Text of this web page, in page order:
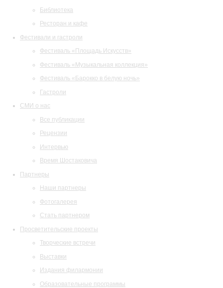
Библиотека
Ресторан и кафе
Фестивали и гастроли
Фестиваль «Площадь Искусств»
Фестиваль «Музыкальная коллекция»
Фестиваль «Барокко в белую ночь»
Гастроли
СМИ о нас
Все публикации
Рецензии
Интервью
Время Шостаковича
Партнеры
Наши партнеры
Фотогалерея
Стать партнером
Просветительские проекты
Творческие встречи
Выставки
Издания филармонии
Образовательные программы